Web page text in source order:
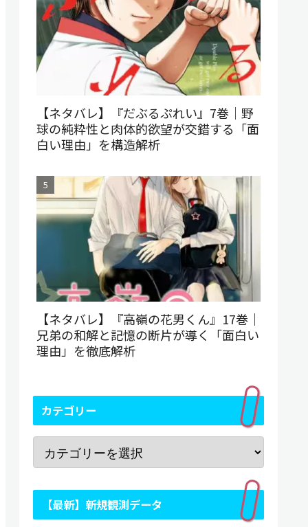
【ネタバレ】『だぶるぷれい』7巻｜野
球の純粋性と肉体的欲望が交錯する「面
白い理由」を構造解析
【ネタバレ】『高嶺の花男くん』17巻｜
兄弟の和解と記憶の断片が導く「面白い
理由」を徹底解析
カテゴリー
【最新】新規観測データ